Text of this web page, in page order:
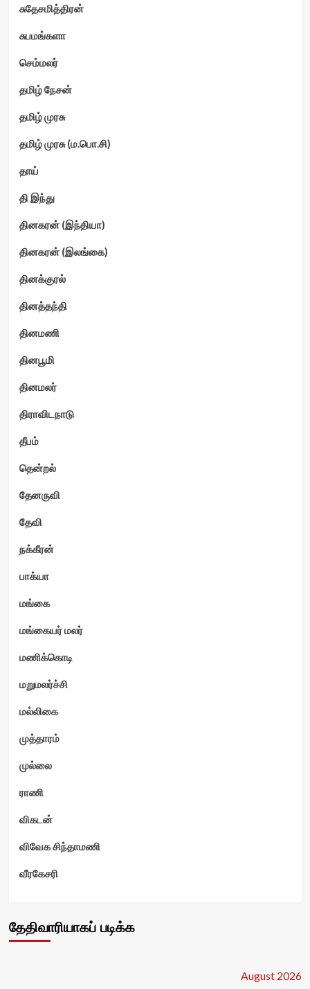
சுதேசமித்திரன்
சுபமங்களா
செம்மலர்
தமிழ் நேசன்
தமிழ் முரசு
தமிழ் முரசு (ம.பொ.சி)
தாய்
தி இந்து
தினகரன் (இந்தியா)
தினகரன் (இலங்கை)
தினக்குரல்
தினத்தந்தி
தினமணி
தினபூமி
தினமலர்
திராவிடநாடு
தீபம்
தென்றல்
தேனருவி
தேவி
நக்கீரன்
பாக்யா
மங்கை
மங்கையர் மலர்
மணிக்கொடி
மறுமலர்ச்சி
மல்லிகை
முத்தாரம்
முல்லை
ராணி
விகடன்
விவேக சிந்தாமணி
வீரகேசரி
தேதிவாரியாகப் படிக்க
August 2026